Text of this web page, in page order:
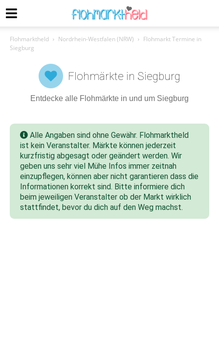
Flohmarktheld Nordrhein-Westfalen (NRW)
Flohmarkt Termine in
Siegburg
Flohmärkte in Siegburg
Entdecke alle Flohmärkte in und um Siegburg
Alle Angaben sind ohne Gewähr. Flohmarktheld
ist kein Veranstalter. Märkte können jederzeit
kurzfristig abgesagt oder geändert werden. Wir
geben uns sehr viel Mühe Infos immer zeitnah
einzupflegen, können aber nicht garantieren dass die
Informationen korrekt sind. Bitte informiere dich
beim jeweiligen Veranstalter ob der Markt wirklich
stattfindet, bevor du dich auf den Weg machst.